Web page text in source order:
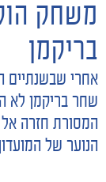
חדשות
משחק
בריקמן
אחרי שבשנתיים
שחר בריקמן לא
המסורת חזרה
הנוער של